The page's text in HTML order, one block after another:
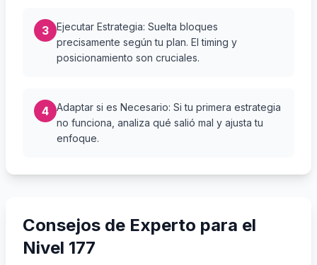
3
Ejecutar Estrategia: Suelta bloques
precisamente según tu plan. El timing y
posicionamiento son cruciales.
4
Adaptar si es Necesario: Si tu primera estrategia
no funciona, analiza qué salió mal y ajusta tu
enfoque.
Consejos de Experto para el
Nivel 177